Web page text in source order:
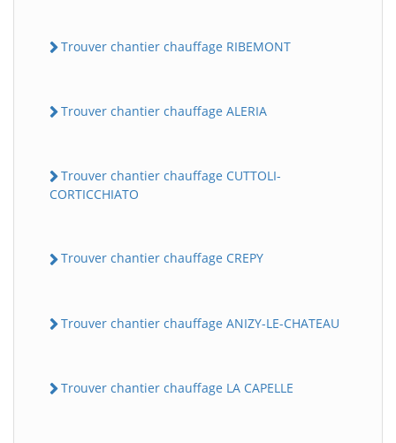
Trouver chantier chauffage RIBEMONT
Trouver chantier chauffage ALERIA
Trouver chantier chauffage CUTTOLI-
CORTICCHIATO
Trouver chantier chauffage CREPY
Trouver chantier chauffage ANIZY-LE-CHATEAU
Trouver chantier chauffage LA CAPELLE